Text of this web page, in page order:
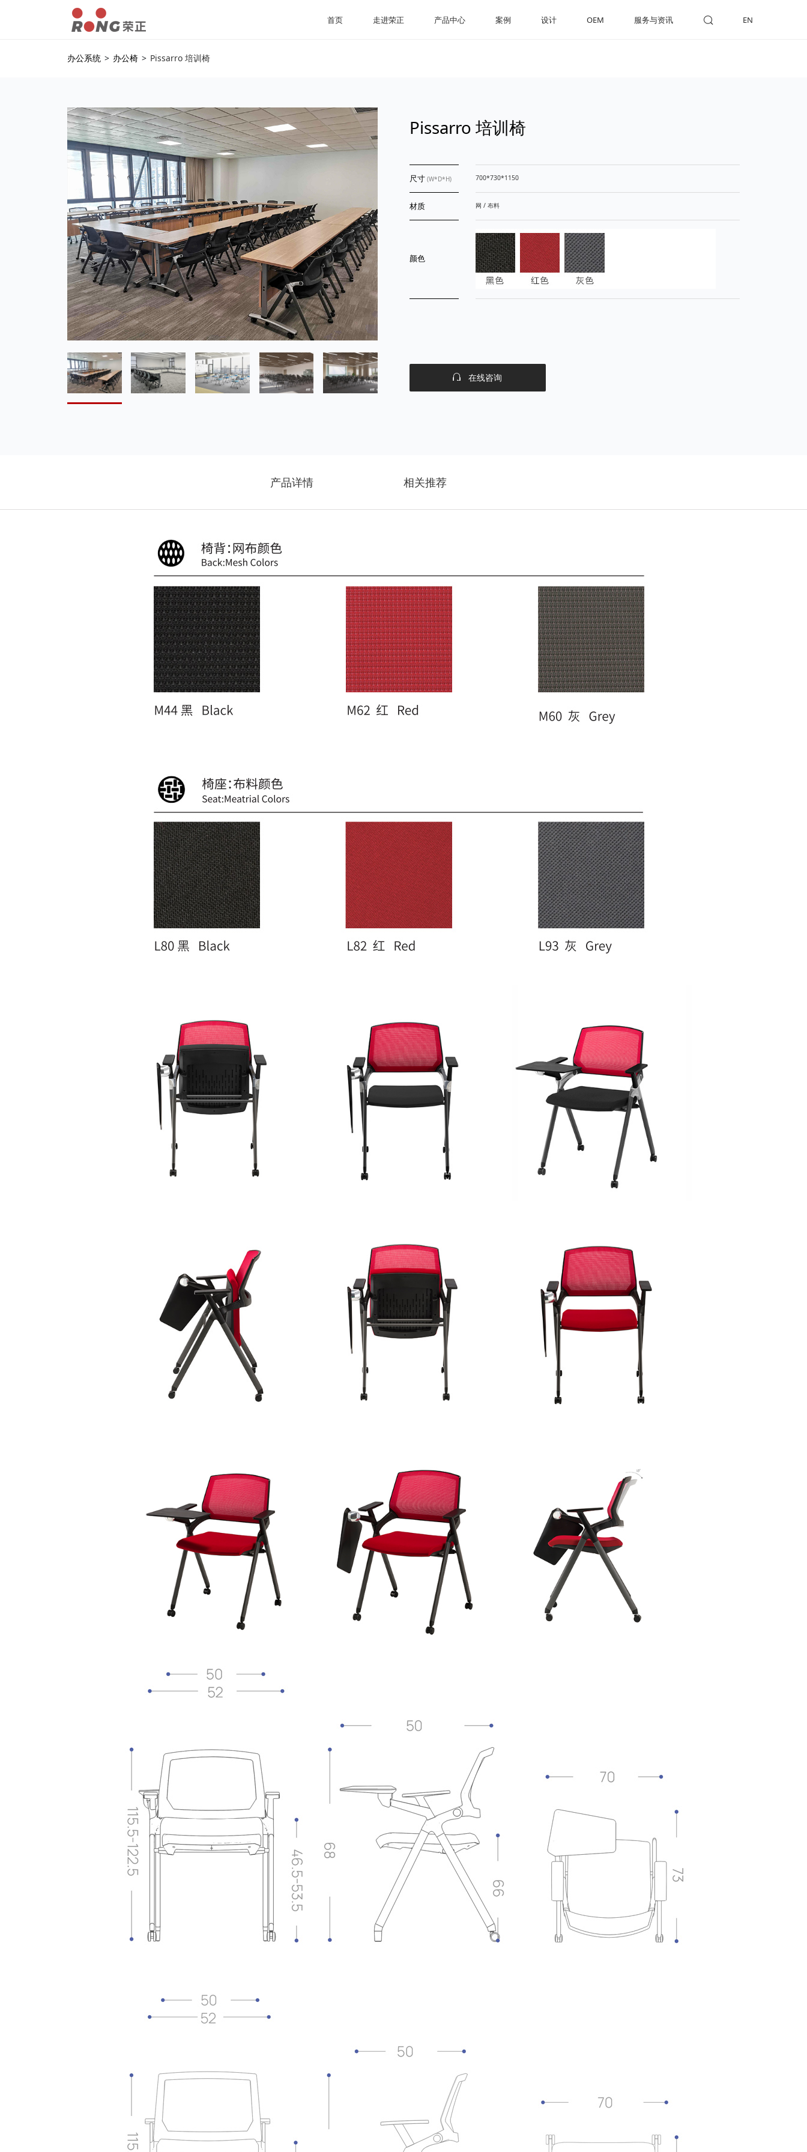
首页 走进荣正 产品中心 案例 设计 OEM 服务与资讯 EN
办公系统 > 办公椅 > Pissarro 培训椅
Pissarro 培训椅
尺寸 (W*D*H) 700*730*1150
材质 网 / 布料
颜色
在线咨询
产品详情 相关推荐